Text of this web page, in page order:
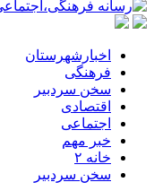
اخبارشهرستان
فرهنگی
سخن سردبیر
اقتصادی
اجتماعی
خبر مهم
خانه ۲
سخن سردبیر